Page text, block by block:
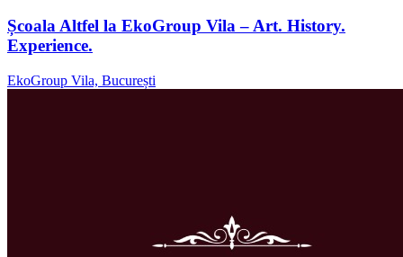
Școala Altfel la EkoGroup Vila – Art. History.
Experience.
EkoGroup Vila, București